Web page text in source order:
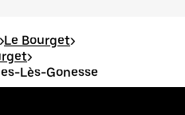
>Le Bourget>
>
Lès-Gonesse